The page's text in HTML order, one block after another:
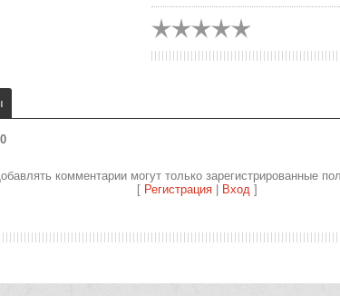
0
комментарии могут только зарегистрированные
[ Регистрация| Вход ]